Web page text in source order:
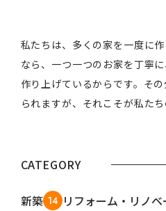
私たちは、多くの家を一度に作
なら、一つ一つのお家を丁寧
作り上げているからです。 そ
られますが、それこそが私たち
CATEGORY
新築 リフォーム・リノベ